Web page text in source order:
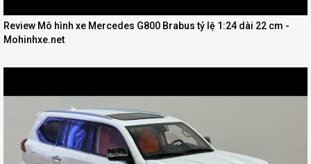
Review Mô hình xe Mercedes G800 Brabus tỷ lệ 1:24 dài 22 cm -
Mohinhxe.net